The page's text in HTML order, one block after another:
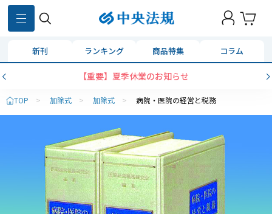
新刊 ランキング 商品特集 コラム
【重要】夏季休業のお知らせ
TOP > 加除式 > 加除式 > 病院・医院の経営と税務